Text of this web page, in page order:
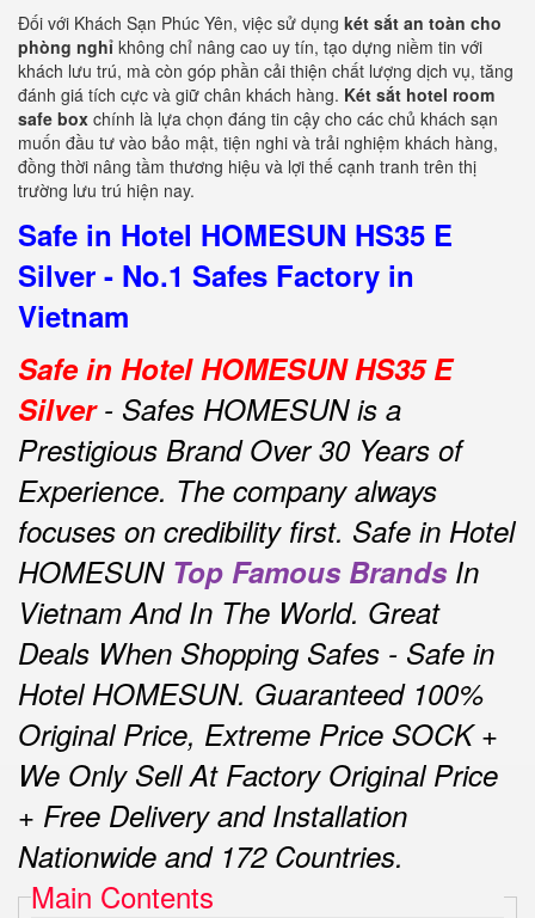
Đối với Khách Sạn Phúc Yên, việc sử dụng két sắt an toàn cho
phòng nghỉ không chỉ nâng cao uy tín, tạo dựng niềm tin với
khách lưu trú, mà còn góp phần cải thiện chất lượng dịch vụ, tăng
đánh giá tích cực và giữ chân khách hàng. Két sắt hotel room
safe box chính là lựa chọn đáng tin cậy cho các chủ khách sạn
muốn đầu tư vào bảo mật, tiện nghi và trải nghiệm khách hàng,
đồng thời nâng tầm thương hiệu và lợi thế cạnh tranh trên thị
trường lưu trú hiện nay.
Safe in Hotel HOMESUN HS35 E
Silver - No.1 Safes Factory in
Vietnam
Safe in Hotel HOMESUN HS35 E
Silver- Safes HOMESUN is a
Prestigious Brand Over 30 Years of
Experience. The company always
focuses on credibility first. Safe in Hotel
HOMESUN Top Famous Brands In
Vietnam And In The World. Great
Deals When Shopping Safes - Safe in
Hotel HOMESUN. Guaranteed 100%
Original Price, Extreme Price SOCK +
We Only Sell At Factory Original Price
+ Free Delivery and Installation
Nationwide and 172 Countries.
Main Contents